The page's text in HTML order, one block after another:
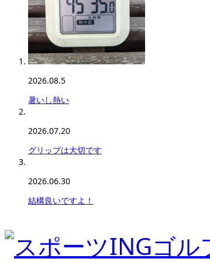
2026.08.5
暑いし熱い
2026.07.20
グリップは大切です
2026.06.30
結構良いですよ！